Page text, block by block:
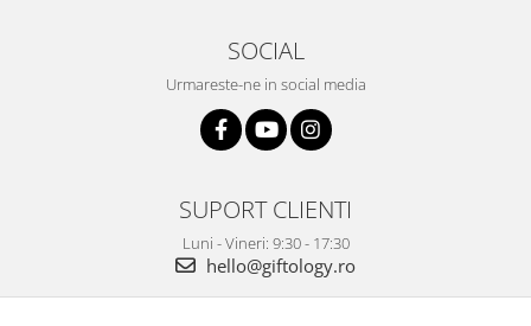
SOCIAL
Urmareste-ne in social media
SUPORT CLIENTI
Luni - Vineri: 9:30 - 17:30
hello@giftology.ro